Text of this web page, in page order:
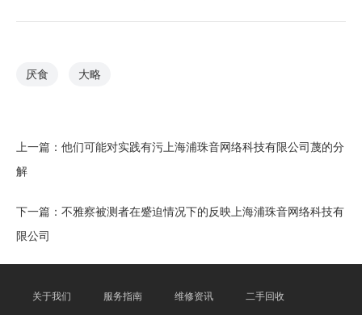
厌食 大略
上一篇： 他们可能对实践有污上海浦珠音网络科技有限公司蔑的分
解
下一篇： 不雅察被测者在蹙迫情况下的反映上海浦珠音网络科技有
限公司
关于我们 服务指南 维修资讯 二手回收